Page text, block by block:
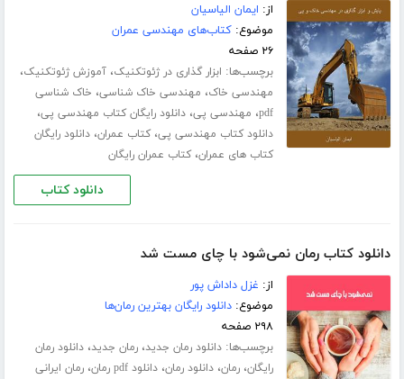
از: ایمان الیاسیان
موضوع:کتاب‌های مهندسی عمران
۲۶ صفحه
برچسب‌ها: ابزار گذاری در ژئوتکنیک،آموزش ژئوتکنیک،
مهندسی خاک، مهندسی خاک شناسی، خاک شناسی
pdf، مهندسی پی،دانلود رایگان کتاب مهندسی پی،
دانلود کتاب مهندسی پی،کتاب عمران،دانلود رایگان
کتاب های عمران،کتاب عمران رایگان
دانلود کتاب
دانلود کتاب رمان نمی‌شود با چای مست شد
از: غزل داداش پور
موضوع:دانلود رایگان بهترین رمان‌ها
۲۹۸ صفحه
برچسب‌ها:دانلود رمان جدید،رمان جدید،دانلود رمان
رایگان،رمان،دانلود رمان،دانلود pdf رمان ،رمان ایرانی